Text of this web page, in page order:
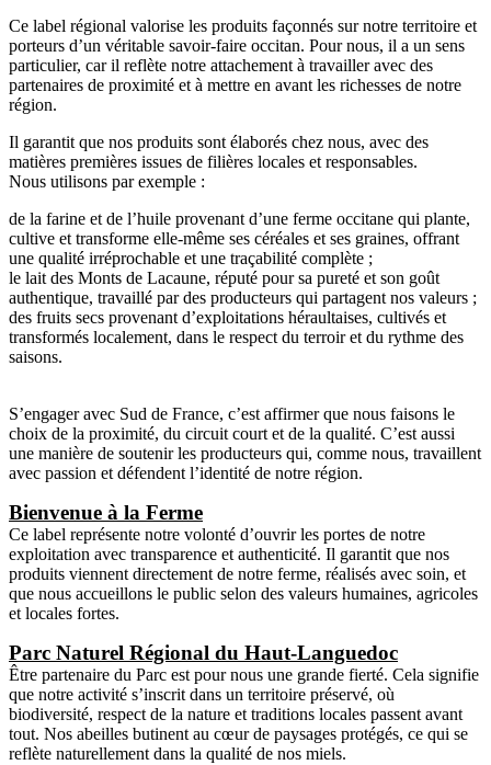
Ce label régional valorise les produits façonnés sur notre territoire et
porteurs d’un véritable savoir-faire occitan. Pour nous, il a un sens
particulier, car il reflète notre attachement à travailler avec des
partenaires de proximité et à mettre en avant les richesses de notre
région.
Il garantit que nos produits sont élaborés chez nous, avec des
matières premières issues de filières locales et responsables.
Nous utilisons par exemple :
de la farine et de l’huile provenant d’une ferme occitane qui plante,
cultive et transforme elle-même ses céréales et ses graines, offrant
une qualité irréprochable et une traçabilité complète ;
le lait des Monts de Lacaune, réputé pour sa pureté et son goût
authentique, travaillé par des producteurs qui partagent nos valeurs ;
des fruits secs provenant d’exploitations héraultaises, cultivés et
transformés localement, dans le respect du terroir et du rythme des
saisons.
S’engager avec Sud de France, c’est affirmer que nous faisons le
choix de la proximité, du circuit court et de la qualité. C’est aussi
une manière de soutenir les producteurs qui, comme nous, travaillent
avec passion et défendent l’identité de notre région.
Bienvenue à la Ferme
Ce label représente notre volonté d’ouvrir les portes de notre
exploitation avec transparence et authenticité. Il garantit que nos
produits viennent directement de notre ferme, réalisés avec soin, et
que nous accueillons le public selon des valeurs humaines, agricoles
et locales fortes.
Parc Naturel Régional du Haut-Languedoc
Être partenaire du Parc est pour nous une grande fierté. Cela signifie
que notre activité s’inscrit dans un territoire préservé, où
biodiversité, respect de la nature et traditions locales passent avant
tout. Nos abeilles butinent au cœur de paysages protégés, ce qui se
reflète naturellement dans la qualité de nos miels.